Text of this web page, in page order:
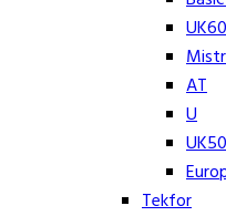
AT
U
Tekfor